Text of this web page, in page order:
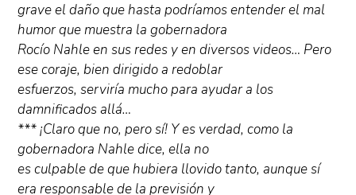
grave el daño que hasta podríamos entender el mal
humor que muestra la gobernadora
Rocío Nahle en sus redes y en diversos videos… Pero
ese coraje, bien dirigido a redoblar
esfuerzos, serviría mucho para ayudar a los
damnificados allá…
*** ¡Claro que no, pero sí! Y es verdad, como la
gobernadora Nahle dice, ella no
es culpable de que hubiera llovido tanto, aunque sí
era responsable de la previsión y